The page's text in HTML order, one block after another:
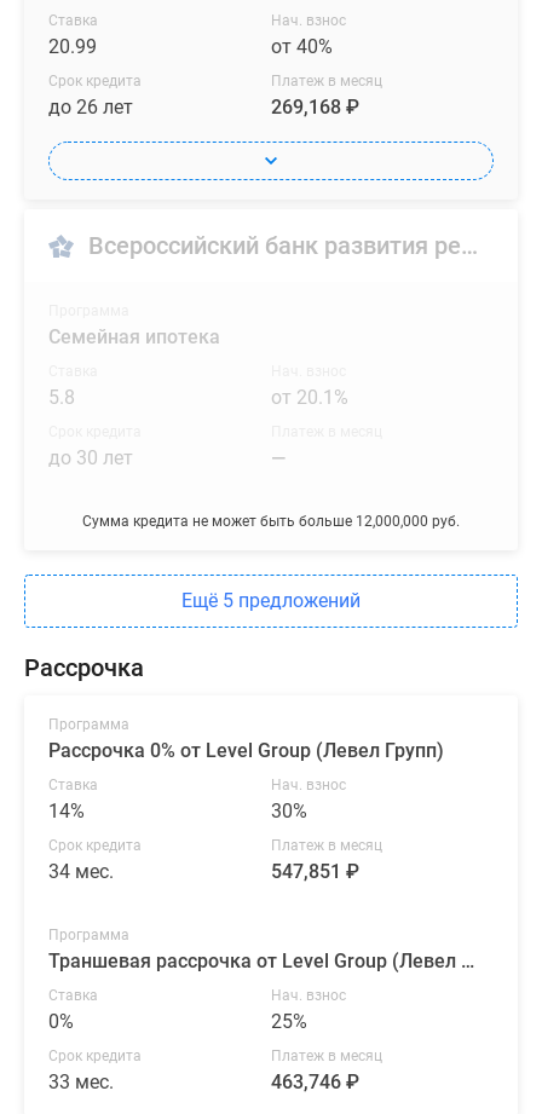
Ставка
20.99
Нач. взнос
от 40%
Срок кредита
до 26 лет
Платеж в месяц
269,168 ₽
Всероссийский банк развития регионов (ВБРР)
Сумма кредита не может быть больше 12,000,000 руб.
Семейная ипотека
5.8 от 20.1%
до 30 лет —
Ещё 5 предложений
Рассрочка
Программа
Рассрочка 0% от Level Group (Левел Групп)
Ставка
14%
Нач. взнос
30%
Срок кредита
34 мес.
Платеж в месяц
547,851 ₽
Программа
Траншевая рассрочка от Level Group (Левел Групп)
Ставка
0%
Нач. взнос
25%
Срок кредита
33 мес.
Платеж в месяц
463,746 ₽